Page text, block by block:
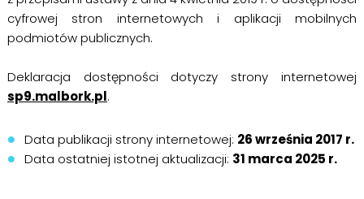
cyfrowej stron internetowych i aplikacji mobilnych
podmiotów publicznych.
Deklaracja dostępności dotyczy strony internetowej
sp9.malbork.pl.
Data publikacji strony internetowej: 26 września 2017 r.
Data ostatniej istotnej aktualizacji: 31 marca 2025 r.